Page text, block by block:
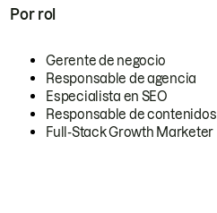
Por rol
Gerente de negocio
Responsable de agencia
Especialista en SEO
Responsable de contenidos
Full-Stack Growth Marketer